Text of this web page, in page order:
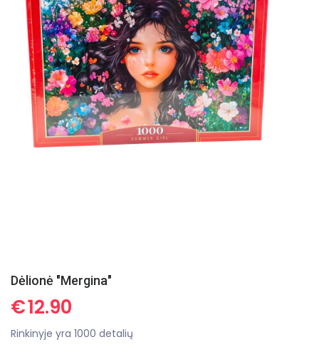
Dėlionė "Mergina"
€12.90
Rinkinyje yra 1000 detalių